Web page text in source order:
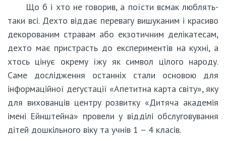
Що б і хто не говорив, а поїсти всмак люблять-
таки всі. Дехто віддає перевагу вишуканим і красиво
декорованим стравам або екзотичним делікатесам,
дехто має пристрасть до експериментів на кухні, а
хтось цінує окрему їжу як символ цілого народу.
Саме дослідження останніх стали основою для
інформаційної дегустації «Апетитна карта світу», яку
для вихованців центру розвитку «Дитяча академія
імені Ейнштейна» провели у відділі обслуговування
дітей дошкільного віку та учнів 1 – 4 класів.